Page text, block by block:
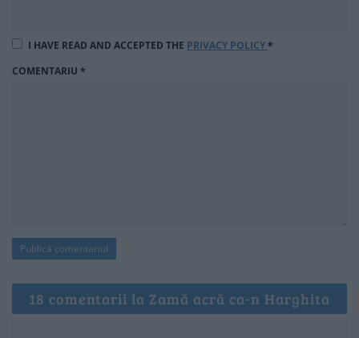
I HAVE READ AND ACCEPTED THE PRIVACY POLICY*
COMENTARIU *
18 comentarii la Zamă acră ca-n Harghita